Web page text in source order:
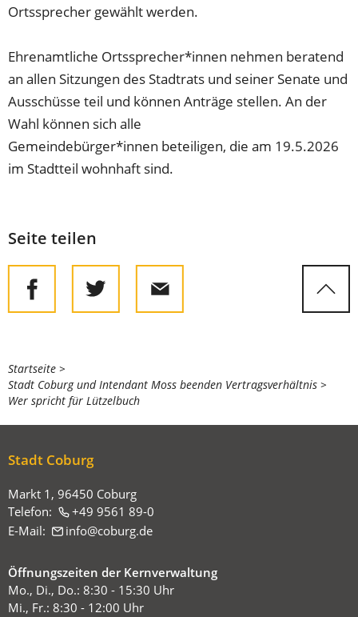
Ortssprecher gewählt werden.
Ehrenamtliche Ortssprecher*innen nehmen beratend
an allen Sitzungen des Stadtrats und seiner Senate und
Ausschüsse teil und können Anträge stellen. An der
Wahl können sich alle
Gemeindebürger*innen beteiligen, die am 19.5.2026
im Stadtteil wohnhaft sind.
Seite teilen
Sie
befinden
sich
Startseite
Stadt Coburg und Intendant Moss beenden Vertragsverhältnis
Wer spricht für Lützelbuch
Stadt Coburg
Markt 1, 96450 Coburg
Telefon:
+49 9561 89-0
E-Mail:
info coburg de
Öffnungszeiten der Kernverwaltung
Mo., Di., Do.: 8:30 - 15:30 Uhr
Mi., Fr.: 8:30 - 12:00 Uhr